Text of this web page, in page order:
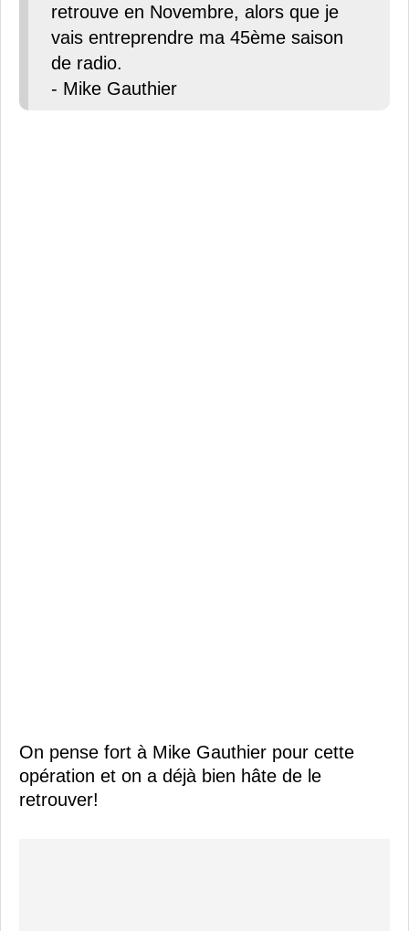
retrouve en Novembre, alors que je
vais entreprendre ma 45ème saison
de radio.
- Mike Gauthier
On pense fort à Mike Gauthier pour cette
opération et on a déjà bien hâte de le
retrouver!